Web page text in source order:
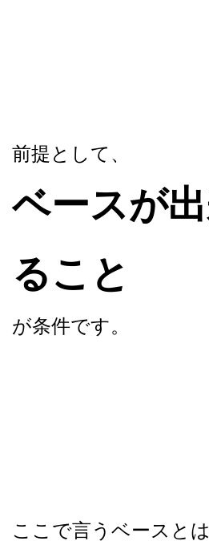
前提として、
ベースが
ること
が条件です。
ここで言うベースと